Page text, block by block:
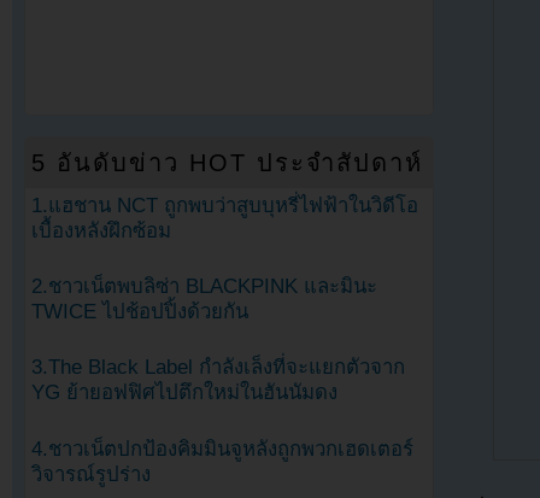
5 อันดับข่าว HOT ประจำสัปดาห์
1.แฮชาน NCT ถูกพบว่าสูบบุหรี่ไฟฟ้าในวิดีโอ
เบื้องหลังฝึกซ้อม
2.ชาวเน็ตพบลิซ่า BLACKPINK และมินะ
TWICE ไปช้อปปิ้งด้วยกัน
3.The Black Label กำลังเล็งที่จะแยกตัวจาก
YG ย้ายอฟฟิศไปตึกใหม่ในฮันนัมดง
4.ชาวเน็ตปกป้องคิมมินจูหลังถูกพวกเฮดเตอร์
วิจารณ์รูปร่าง